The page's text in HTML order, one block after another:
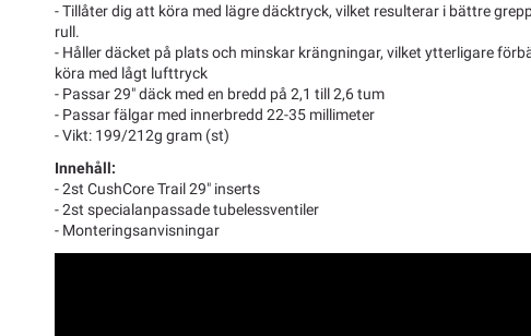
- Tillåter dig att köra med lägre däcktryck, vilket resulterar i bättre
rull.
- Håller däcket på plats och minskar krängningar, vilket ytterligare
köra med lågt lufttryck
- Passar 29" däck med en bredd på 2,1 till 2,6 tum
- Passar fälgar med innerbredd 22-35 millimeter
- Vikt: 199/212g gram (st)
Innehåll:
- 2st CushCore Trail 29" inserts
- 2st specialanpassade tubelessventiler
- Monteringsanvisningar